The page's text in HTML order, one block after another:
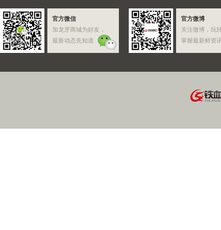
官方微信
加龙牙商城为好友，
最新动态先知道
官方微博
关注微博，玩
掌握最新鲜资